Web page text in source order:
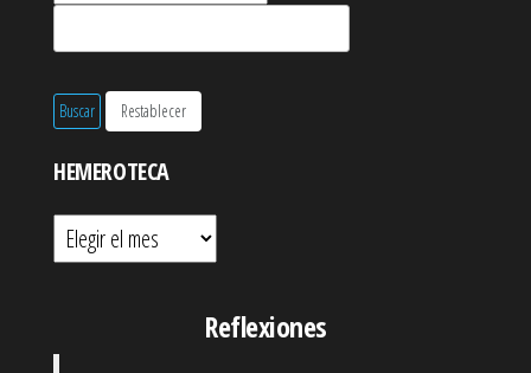
HEMEROTECA
Hemeroteca
Reflexiones